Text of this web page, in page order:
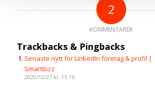
2
KOMMENTARER
Trackbacks & Pingbacks
Senaste nytt för LinkedIn företag & profil |
SmartBizz
2020/12/27 kl. 15:16